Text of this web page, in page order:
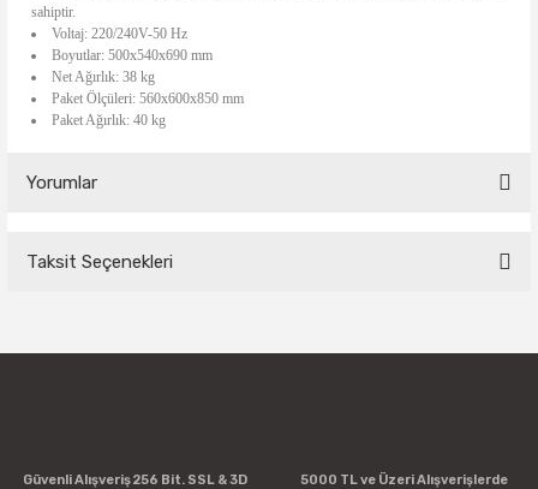
sahiptir.
Voltaj: 220/240V-50 Hz
Boyutlar: 500x540x690 mm
Net Ağırlık: 38 kg
Paket Ölçüleri: 560x600x850 mm
Paket Ağırlık: 40 kg
Yorumlar
Yorum Yaz
Taksit Seçenekleri
Güvenli Alışveriş 256 Bit. SSL & 3D
5000 TL ve Üzeri Alışverişlerde